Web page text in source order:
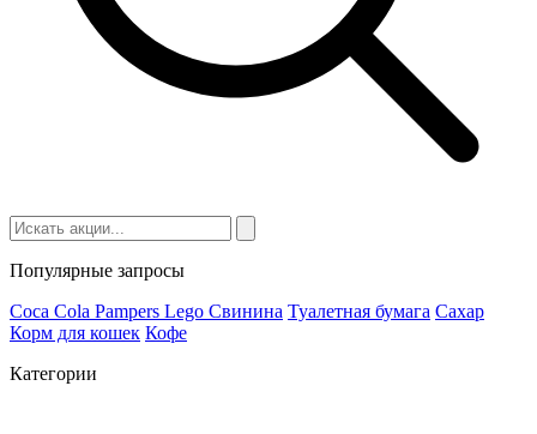
Популярные запросы
Coca Cola Pampers Lego Cвинина Туалетная бумага Сахар
Корм для кошек Кофе
Категории